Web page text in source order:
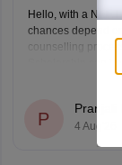
Hello, with a
chances depend
counselling
P
Pranjali
4 Aug'26